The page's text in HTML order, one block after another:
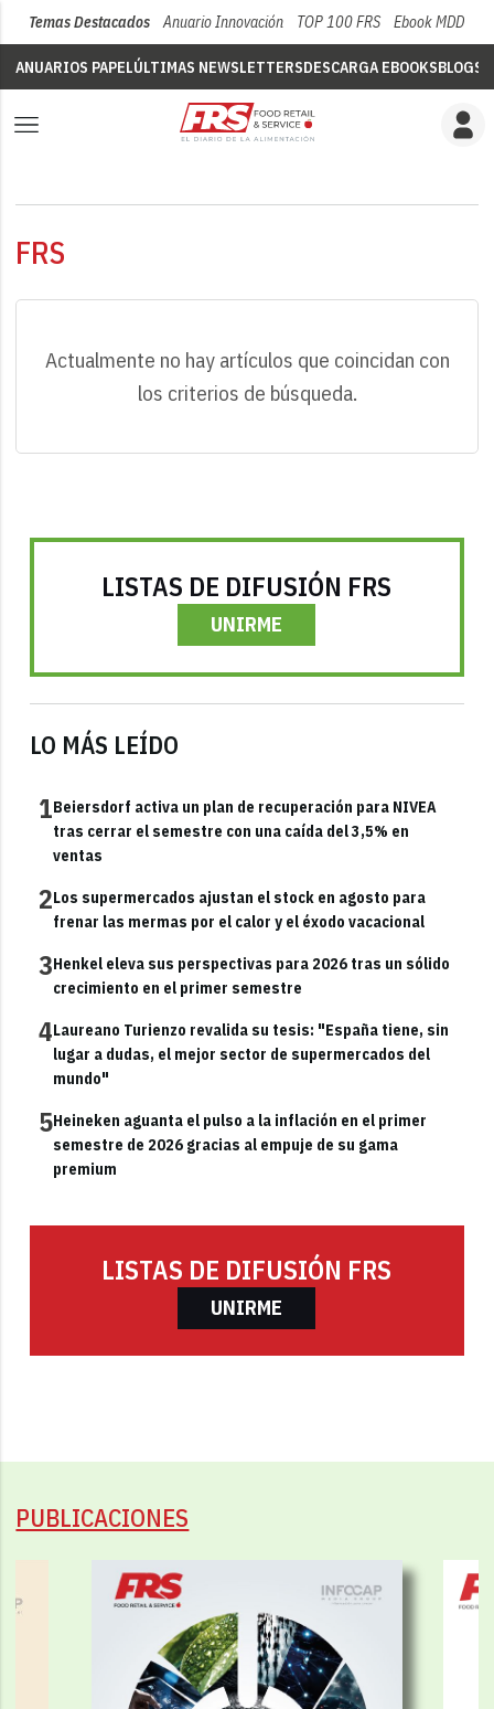
Temas Destacados Anuario Innovación TOP 100 FRS Ebook MDD
ANUARIOS PAPELÚLTIMAS NEWSLETTERSDESCARGA EBOOKSBLOGS
FRS
Actualmente no hay artículos que coincidan con
los criterios de búsqueda.
LISTAS DE DIFUSIÓN FRS
UNIRME
LO MÁS LEÍDO
1Beiersdorf activa un plan de recuperación para NIVEA
tras cerrar el semestre con una caída del 3,5% en
ventas
2Los supermercados ajustan el stock en agosto para
frenar las mermas por el calor y el éxodo vacacional
3Henkel eleva sus perspectivas para 2026 tras un sólido
crecimiento en el primer semestre
4Laureano Turienzo revalida su tesis: "España tiene, sin
lugar a dudas, el mejor sector de supermercados del
mundo"
5Heineken aguanta el pulso a la inflación en el primer
semestre de 2026 gracias al empuje de su gama
premium
LISTAS DE DIFUSIÓN FRS
UNIRME
PUBLICACIONES